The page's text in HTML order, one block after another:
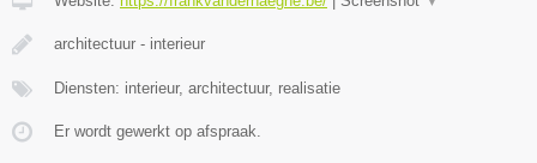
architectuur - interieur
Diensten: interieur, architectuur, realisatie
Er wordt gewerkt op afspraak.